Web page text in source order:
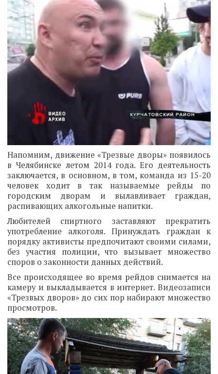
Напомним, движение «Трезвые дворы» появилось
в Челябинске летом 2014 года. Его деятельность
заключается, в основном, в том, команда из 15-20
человек ходит в так называемые рейды по
городским дворам и вылавливает граждан,
распивающих алкогольные напитки.
Любителей спиртного заставляют прекратить
употребление алкоголя. Принуждать граждан к
порядку активисты предпочитают своими силами,
без участия полиции, что вызывает множество
споров о законности данных действий.
Все происходящее во время рейдов снимается на
камеру и выкладывается в интернет. Видеозаписи
«Трезвых дворов» до сих пор набирают множество
просмотров.